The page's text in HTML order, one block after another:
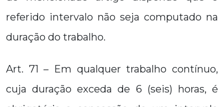
referido intervalo não seja computado na
duração do trabalho.
Art. 71 – Em qualquer trabalho contínuo,
cuja duração exceda de 6 (seis) horas, é